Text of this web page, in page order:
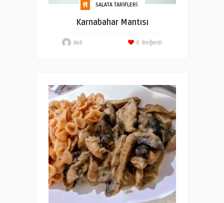
SALATA TARIFLERI
Karnabahar Mantısı
Asli Beğeni!
0